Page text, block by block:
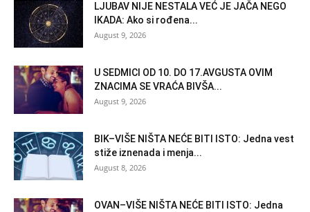
LJUBAV NIJE NESTALA VEĆ JE JAČA NEGO
IKADA: Ako si rođena...
August 9, 2026
U SEDMICI OD 10. DO 17.AVGUSTA OVIM
ZNACIMA SE VRAĆA BIVŠA...
August 9, 2026
BIK–VIŠE NIŠTA NEĆE BITI ISTO: Jedna vest
stiže iznenada i menja...
August 8, 2026
OVAN–VIŠE NIŠTA NEĆE BITI ISTO: Jedna